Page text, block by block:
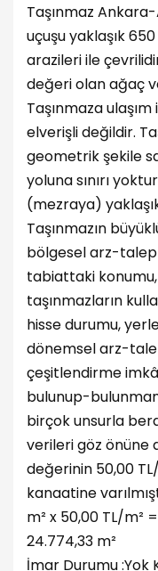
Taşınmaz
uçuşu yaklaşık
arazileri ile
değeri olan ağaç
Taşınmaza
elverişli değildir.
geometrik şekile
yoluna sınırı
(mezraya)
Taşınmazın
bölgesel arz-talep
tabiattaki
taşınmazların
hisse durumu,
dönemsel arz-
çeşitlendirme
bulunup-
birçok unsurla
verileri göz önüne
değerinin 50,00
kanaatine
m² x 50,00 TL/m²
24.774,33 m²
İmar Durumu :Yok